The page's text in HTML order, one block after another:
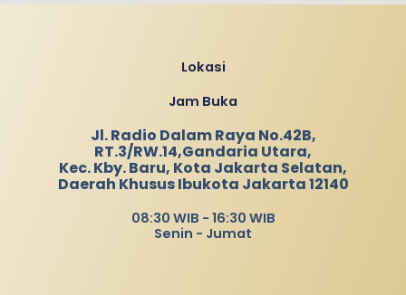
Lokasi
Jam Buka
Jl. Radio Dalam Raya No.42B,
RT.3/RW.14,Gandaria Utara,
Kec. Kby. Baru, Kota Jakarta Selatan,
Daerah Khusus Ibukota Jakarta 12140
08:30 WIB - 16:30 WIB
Senin - Jumat